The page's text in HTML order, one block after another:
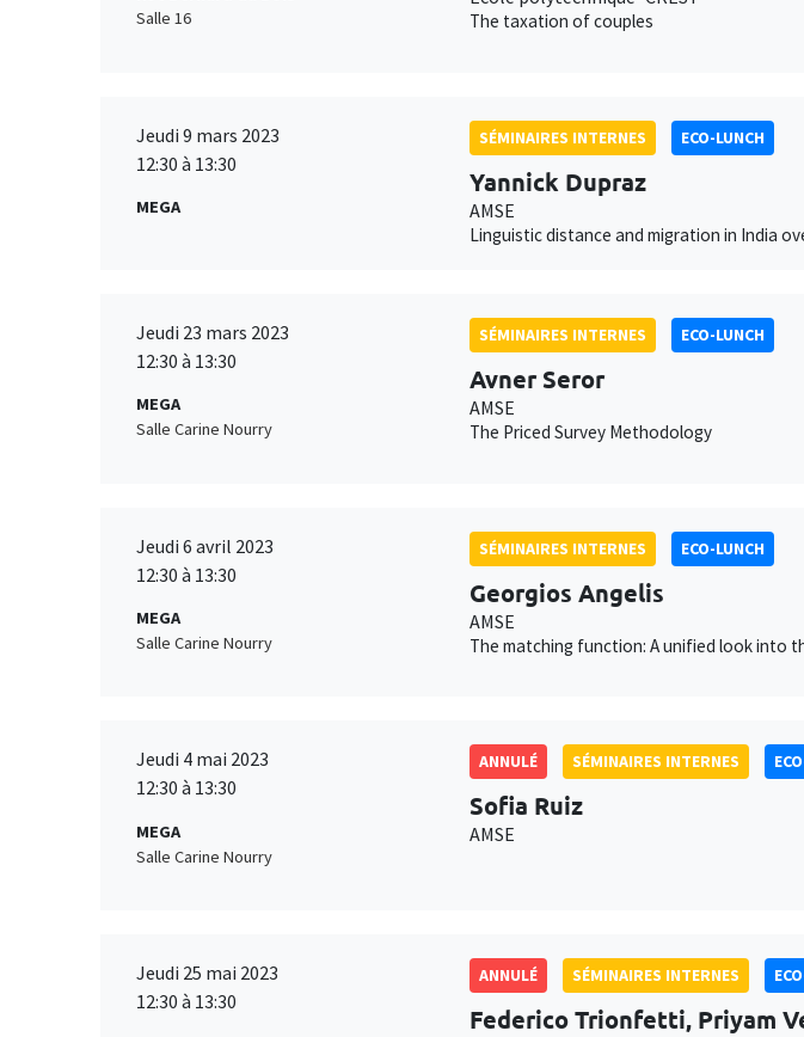
Salle 16
The taxation of couples
Jeudi 9 mars 2023
12:30 à 13:30
MEGA
SÉMINAIRES INTERNES ECO-LUNCH
Yannick Dupraz
AMSE
Linguistic distance and migration in India
Jeudi 23 mars 2023
12:30 à 13:30
MEGA
Salle Carine Nourry
SÉMINAIRES INTERNES ECO-LUNCH
Avner Seror
AMSE
The Priced Survey Methodology
Jeudi 6 avril 2023
12:30 à 13:30
MEGA
Salle Carine Nourry
SÉMINAIRES INTERNES ECO-LUNCH
Georgios Angelis
AMSE
The matching function: A unified look into
Jeudi 4 mai 2023
12:30 à 13:30
MEGA
Salle Carine Nourry
ANNULÉ SÉMINAIRES INTERNES
Sofia Ruiz
AMSE
Jeudi 25 mai 2023
12:30 à 13:30
ANNULÉ SÉMINAIRES INTERNES
Federico Trionfetti, Priyam